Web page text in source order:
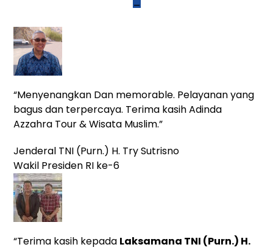
“Menyenangkan Dan memorable. Pelayanan yang
bagus dan terpercaya. Terima kasih Adinda
Azzahra Tour & Wisata Muslim.”
Jenderal TNI (Purn.) H. Try Sutrisno
Wakil Presiden RI ke-6
“Terima kasih kepada Laksamana TNI (Purn.) H.